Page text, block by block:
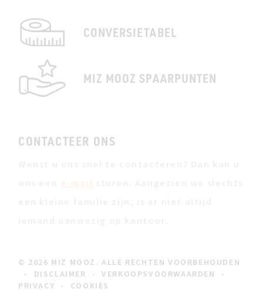
CONVERSIETABEL
MIZ MOOZ SPAARPUNTEN
CONTACTEER ONS
e-mail
© 2026 MIZ MOOZ. ALLE RECHTEN VOORBEHOUDEN
-
DISCLAIMER - VERKOOPSVOORWAARDEN
-
PRIVACY - COOKIES